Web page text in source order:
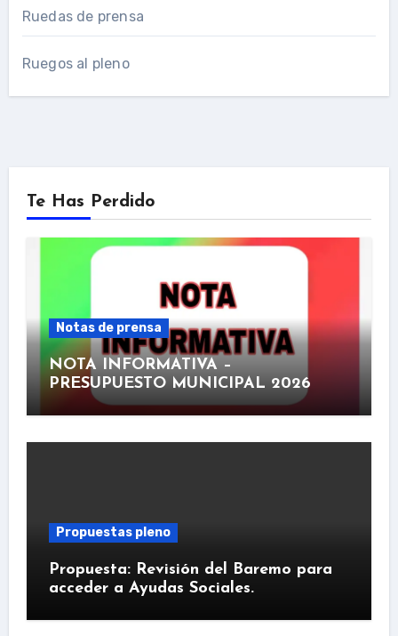
Ruedas de prensa
Ruegos al pleno
Te Has Perdido
Notas de prensa
NOTA INFORMATIVA –
PRESUPUESTO MUNICIPAL 2026
Propuestas pleno
Propuesta: Revisión del Baremo para
acceder a Ayudas Sociales.